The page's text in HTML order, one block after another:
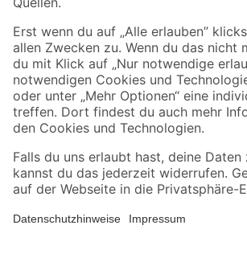
Sicher einkaufen
Jetzt die toom-App herunterladen
Alle Preisangaben in EUR inkl. gesetzl. MwSt.. Die
Umständen nicht in allen Märkten verfügbar. Die angegebenen
Produkte nur solange der Vorrat reicht.
*Paketversand ab 59 € versandkostenfrei, gilt nicht für Artikel